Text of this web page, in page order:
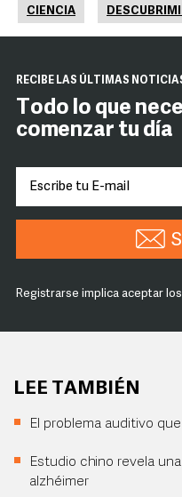
CIENCIA
RECIBE LAS ÚLTIMAS
Todo lo que
comenzar tu día
Registrarse implica aceptar los
LEE TAMBIÉN
El problema auditivo
Estudio chino revela
alzhéimer